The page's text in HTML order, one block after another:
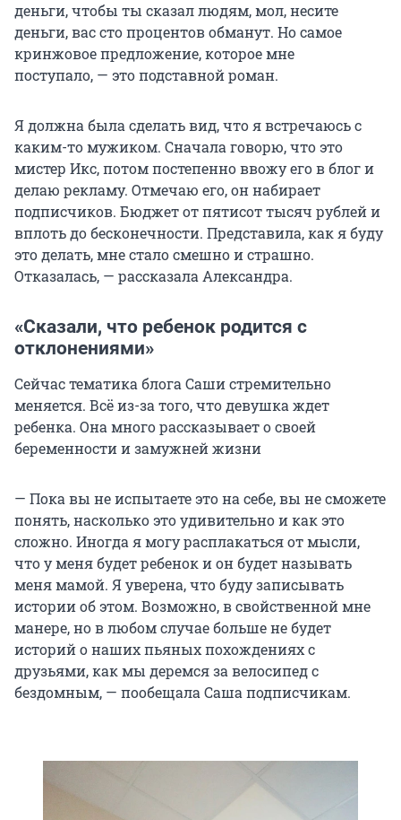
деньги, чтобы ты сказал людям, мол, несите
деньги, вас сто процентов обманут. Но самое
кринжовое предложение, которое мне
поступало, — это подставной роман.
Я должна была сделать вид, что я встречаюсь с
каким-то мужиком. Сначала говорю, что это
мистер Икс, потом постепенно ввожу его в блог и
делаю рекламу. Отмечаю его, он набирает
подписчиков. Бюджет от пятисот тысяч рублей и
вплоть до бесконечности. Представила, как я буду
это делать, мне стало смешно и страшно.
Отказалась, — рассказала Александра.
«Сказали, что ребенок родится с
отклонениями»
Сейчас тематика блога Саши стремительно
меняется. Всё из-за того, что девушка ждет
ребенка. Она много рассказывает о своей
беременности и замужней жизни
— Пока вы не испытаете это на себе, вы не сможете
понять, насколько это удивительно и как это
сложно. Иногда я могу расплакаться от мысли,
что у меня будет ребенок и он будет называть
меня мамой. Я уверена, что буду записывать
истории об этом. Возможно, в свойственной мне
манере, но в любом случае больше не будет
историй о наших пьяных похождениях с
друзьями, как мы деремся за велосипед с
бездомным, — пообещала Саша подписчикам.